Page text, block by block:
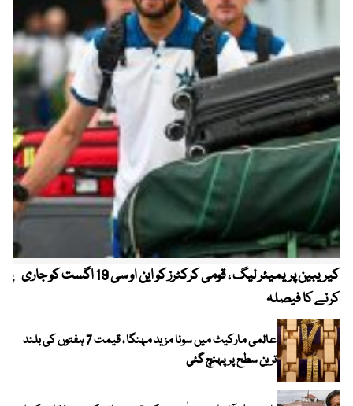
کیریبین پریمیئر لیگ ، قومی کرکٹرز کو این او سی 19 اگست کو جاری
کرنے کا فیصلہ
عالمی مارکیٹ میں سونا مزید مہنگا ، قیمت 7 ہفتوں کی بلند
ترین سطح پر پہنچ گئی